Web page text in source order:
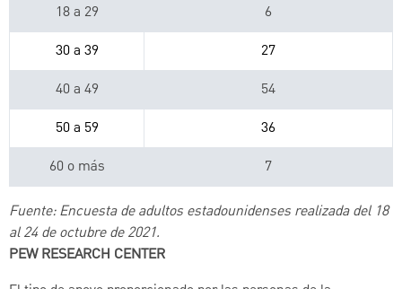
18 a 29
6
30 a 39
27
40 a 49
54
50 a 59
36
60 o más
7
Fuente: Encuesta de adultos estadounidenses realizada del 18
al 24 de octubre de 2021.
PEW RESEARCH CENTER